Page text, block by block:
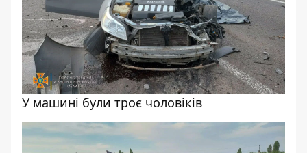
У машині були троє чоловіків